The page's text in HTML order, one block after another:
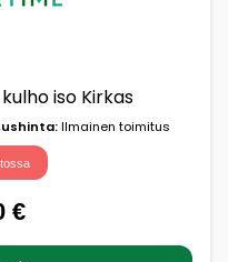
iso Kirkas
Ilmainen toimitus
€